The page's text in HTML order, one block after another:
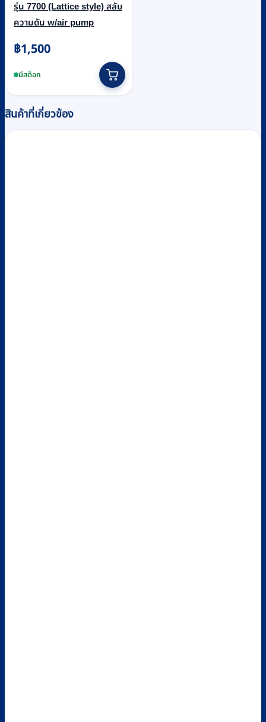
รุ่น 7700 (Lattice style) สลับ
ความดัน w/air pump
฿1,500
มีสต็อก
สินค้าที่เกี่ยวข้อง